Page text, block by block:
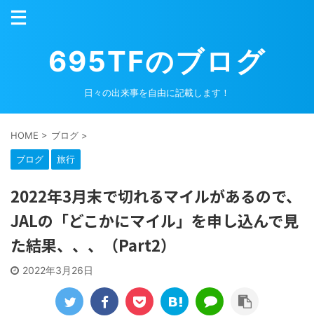
695TFのブログ
日々の出来事を自由に記載します！
HOME > ブログ >
ブログ 旅行
2022年3月末で切れるマイルがあるので、
JALの「どこかにマイル」を申し込んで見
た結果、、、（Part2）
2022年3月26日